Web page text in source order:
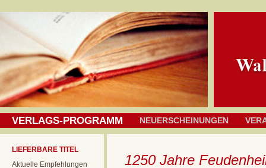
VERLAGS-PROGRAMM NEUERSCHEINUNGEN
LIEFERBARE TITEL
Aktuelle Empfehlungen
1250 Jahre